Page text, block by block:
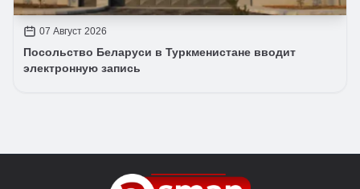
07 Август 2026
Посольство Беларуси в Туркменистане вводит
электронную запись